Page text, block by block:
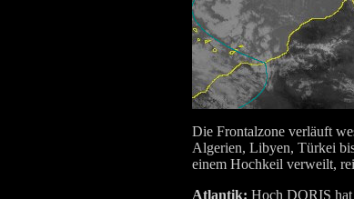
Die Frontalzone verläuft
Algerien, Libyen, Türkei
einem Hochkeil verweilt,
Atlantik: Hoch DORIS